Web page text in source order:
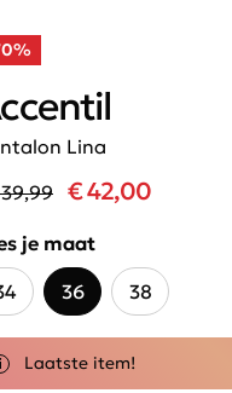
Lina
€ 42,00
je maat
36 38
Laatste item!